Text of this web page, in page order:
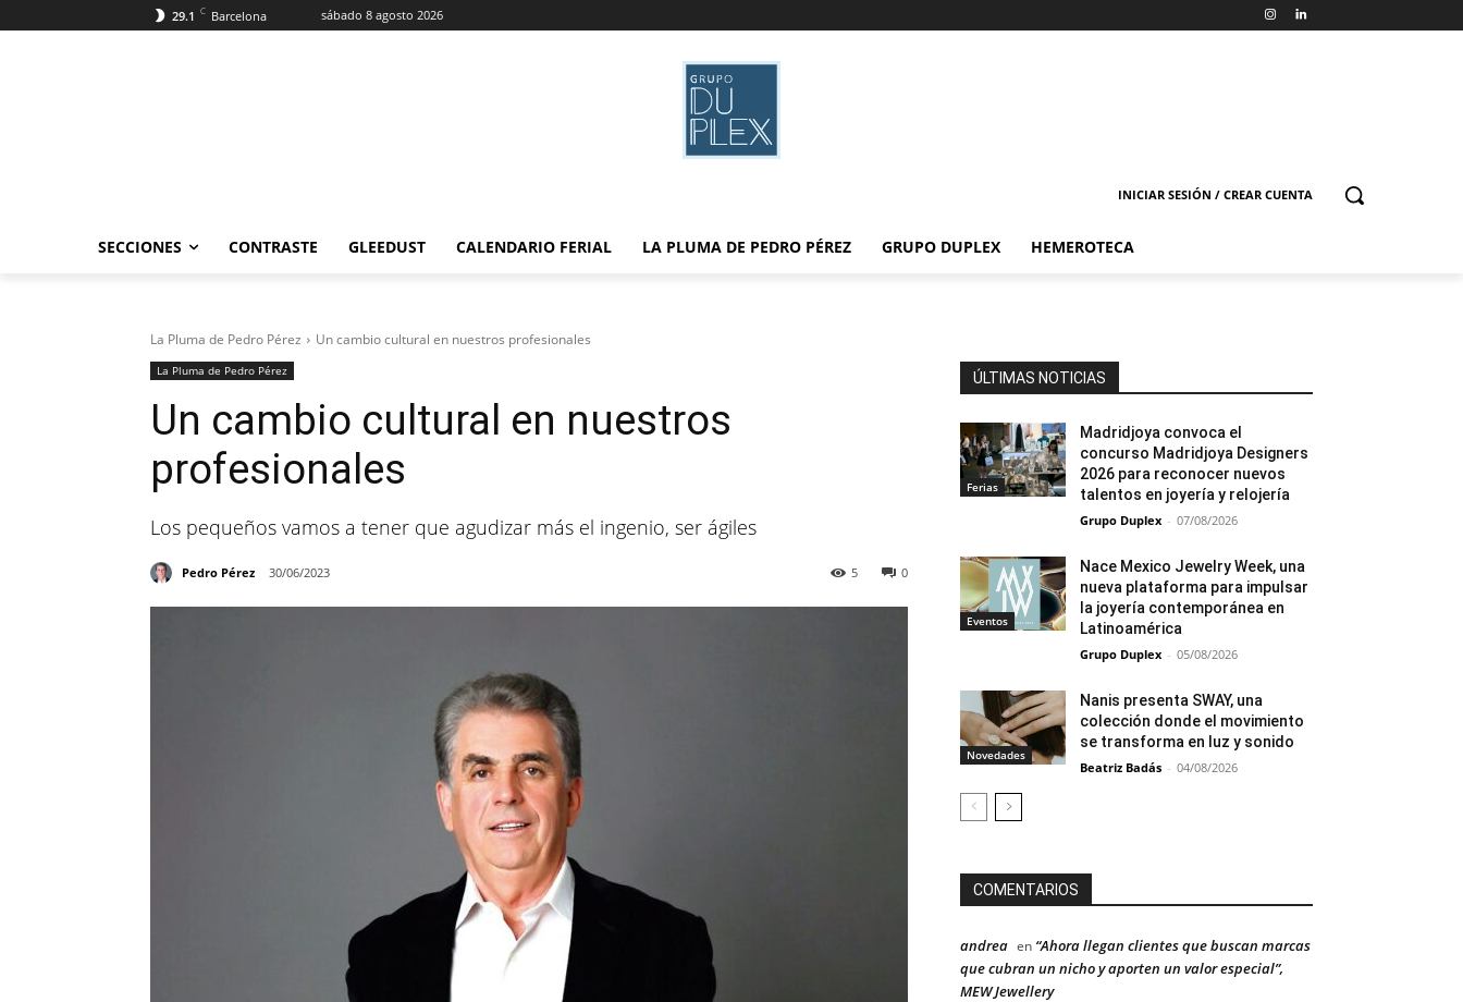
29.1 C Barcelona sábado 8 agosto 2026
INICIAR SESIÓN / CREAR CUENTA
SECCIONES CONTRASTE GLEEDUST CALENDARIO FERIAL LA PLUMA DE PEDRO PÉREZ GRUPO DUPLEX HEMEROTECA
La Pluma de Pedro Pérez Un cambio cultural en nuestros profesionales
La Pluma de Pedro Pérez
Un cambio cultural en nuestros
profesionales
Los pequeños vamos a tener que agudizar más el ingenio, ser ágiles
Pedro Pérez 30/06/2023 0
5
ÚLTIMAS NOTICIAS
Ferias
Madridjoya convoca el
concurso Madridjoya Designers
2026 para reconocer nuevos
talentos en joyería y relojería
Grupo Duplex - 07/08/2026
Eventos
Nace Mexico Jewelry Week, una
nueva plataforma para impulsar
la joyería contemporánea en
Latinoamérica
Grupo Duplex - 05/08/2026
Novedades
Nanis presenta SWAY, una
colección donde el movimiento
se transforma en luz y sonido
Beatriz Badás - 04/08/2026
COMENTARIOS
andrea en “Ahora llegan clientes que buscan marcas
que cubran un nicho y aporten un valor especial”,
MEW Jewellery